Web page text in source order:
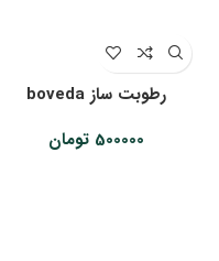
رطوبت ساز boveda
500000 تومان